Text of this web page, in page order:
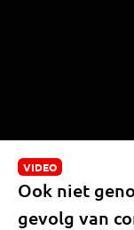
VIDEO
Ook niet
gevolg van